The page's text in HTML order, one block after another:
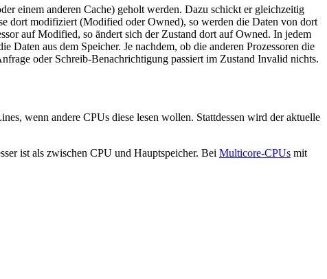
einem anderen Cache) geholt werden. Dazu schickt er gleichzeitig
dort modifiziert (Modified oder Owned), so werden die Daten von dort
auf Modified, so ändert sich der Zustand dort auf Owned. In jedem
aus dem Speicher. Je nachdem, ob die anderen Prozessoren die
oder Schreib-Benachrichtigung passiert im Zustand Invalid nichts.
wenn andere CPUs diese lesen wollen. Stattdessen wird der aktuelle
ist als zwischen CPU und Hauptspeicher. Bei Multicore-CPUs mit